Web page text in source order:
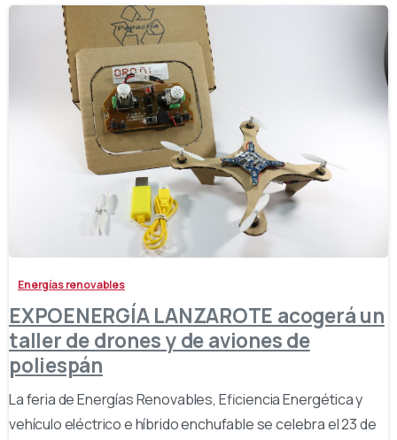
Energías renovables
EXPOENERGÍA LANZAROTE acogerá un
taller de drones y de aviones de
poliespán
La feria de Energías Renovables, Eficiencia Energética y
vehículo eléctrico e híbrido enchufable se celebra el 23 de